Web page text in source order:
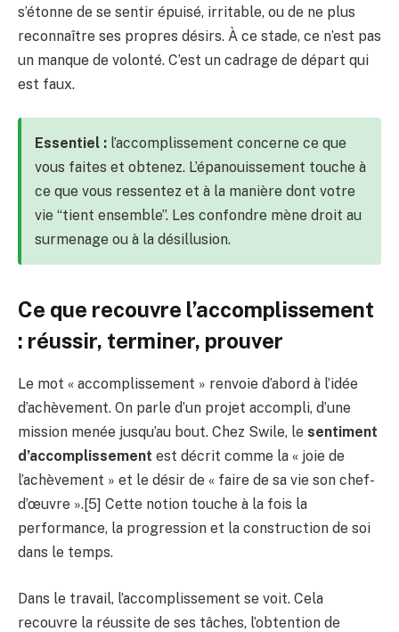
s’étonne de se sentir épuisé, irritable, ou de ne plus
reconnaître ses propres désirs. À ce stade, ce n’est pas
un manque de volonté. C’est un cadrage de départ qui
est faux.
Essentiel : l’accomplissement concerne ce que
vous faites et obtenez. L’épanouissement touche à
ce que vous ressentez et à la manière dont votre
vie “tient ensemble”. Les confondre mène droit au
surmenage ou à la désillusion.
Ce que recouvre l’accomplissement
: réussir, terminer, prouver
Le mot « accomplissement » renvoie d’abord à l’idée
d’achèvement. On parle d’un projet accompli, d’une
mission menée jusqu’au bout. Chez Swile, le sentiment
d’accomplissement est décrit comme la « joie de
l’achèvement » et le désir de « faire de sa vie son chef-
d’œuvre ».[5] Cette notion touche à la fois la
performance, la progression et la construction de soi
dans le temps.
Dans le travail, l’accomplissement se voit. Cela
recouvre la réussite de ses tâches, l’obtention de